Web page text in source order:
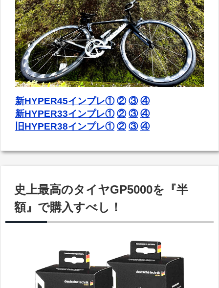
新HYPER45インプレ① ② ③ ④
新HYPER33インプレ① ② ③ ④
旧HYPER38インプレ① ② ③ ④
史上最高のタイヤGP5000を『半
額』で購入すべし！